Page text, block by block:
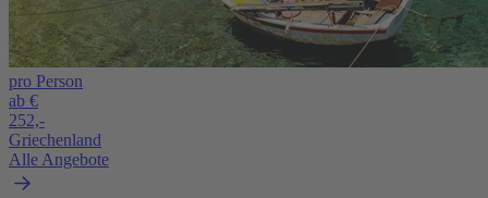
pro Person
ab €
252,-
Griechenland
Alle Angebote